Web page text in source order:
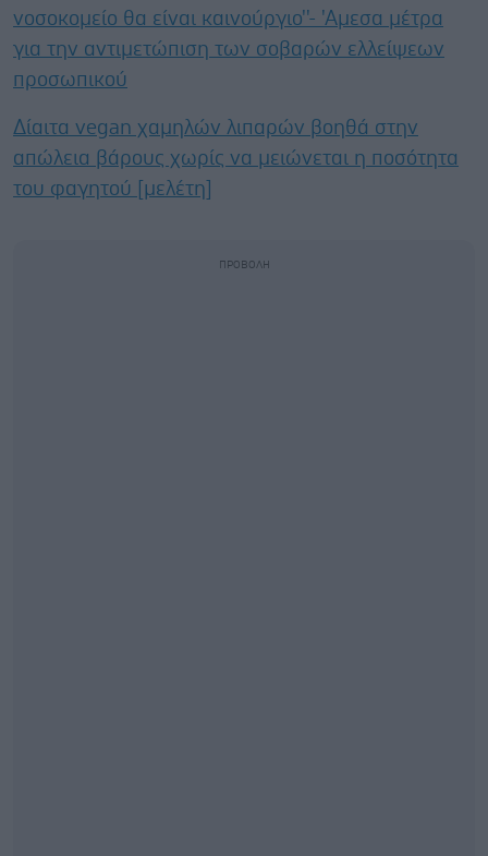
νοσοκομείο θα είναι καινούργιο''- 'Αμεσα μέτρα
για την αντιμετώπιση των σοβαρών ελλείψεων
προσωπικού
Δίαιτα vegan χαμηλών λιπαρών βοηθά στην
απώλεια βάρους χωρίς να μειώνεται η ποσότητα
του φαγητού [μελέτη]